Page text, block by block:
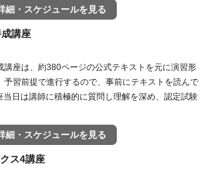
細・スケジュールを見る
講座
講座は、約380ページの公式テキストを元に演習形
予習前提で進行するので、事前にテキストを読んで
日は講師に積極的に質問し理解を深め、認定試験
細・スケジュールを見る
ス4講座